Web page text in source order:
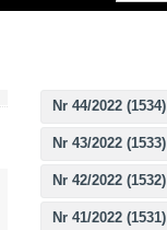
Nr 44/2022 (1534)
Nr 43/2022 (1533)
Nr 42/2022 (1532)
Nr 41/2022 (1531)